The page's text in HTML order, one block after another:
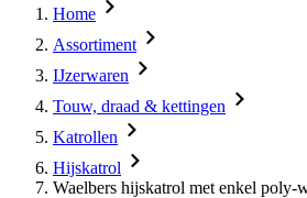
Home
Assortiment
IJzerwaren
Touw, draad & kettingen
Katrollen
Hijskatrol
Waelbers hijskatrol met enkel poly-